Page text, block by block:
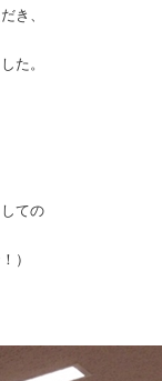
き、
た。
ての
）